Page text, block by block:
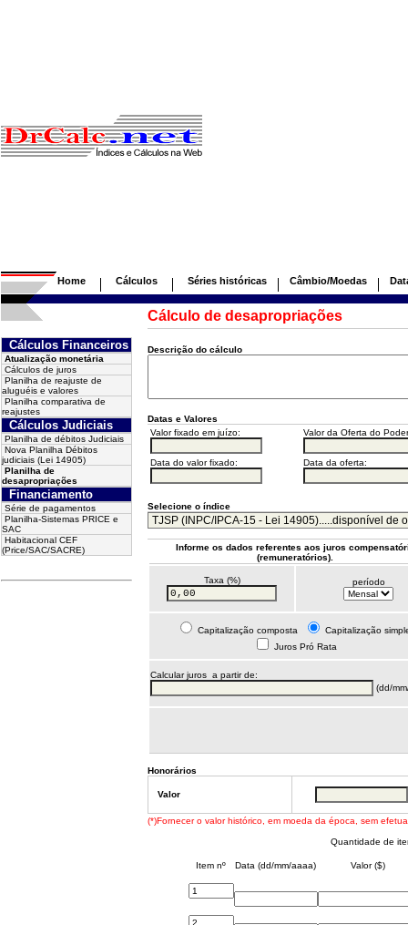
Home Cálculos Séries históricas Câmbio/Moedas
Cálculos Financeiros
Atualização monetária
Cálculos de juros
Planilha de reajuste de
aluguéis e valores
Planilha comparativa de
reajustes
Cálculos Judiciais
Planilha de débitos Judiciais
Nova Planilha Débitos
judiciais (Lei 14905)
Planilha de
desapropriações
Financiamento
Série de pagamentos
Planilha-Sistemas PRICE e
SAC
Habitacional CEF
(Price/SAC/SACRE)
Cálculo de desapropriações
Descrição do cálculo
Datas e Valores
Valor fixado em juízo:
Data do valor fixado:
Valor da Oferta do
Data da oferta:
Selecione o índice
Informe os dados referentes aos juros
(remuneratórios).
Taxa (%) período
Capitalização composta
Capitalização
Juros Pró Rata
Calcular juros a partir de:
(dd/
Honorários
Valor
(*)Fornecer o valor histórico, em moeda da época, sem
Quantidade de
Item nº Data (dd/mm/aaaa) Valor ($)